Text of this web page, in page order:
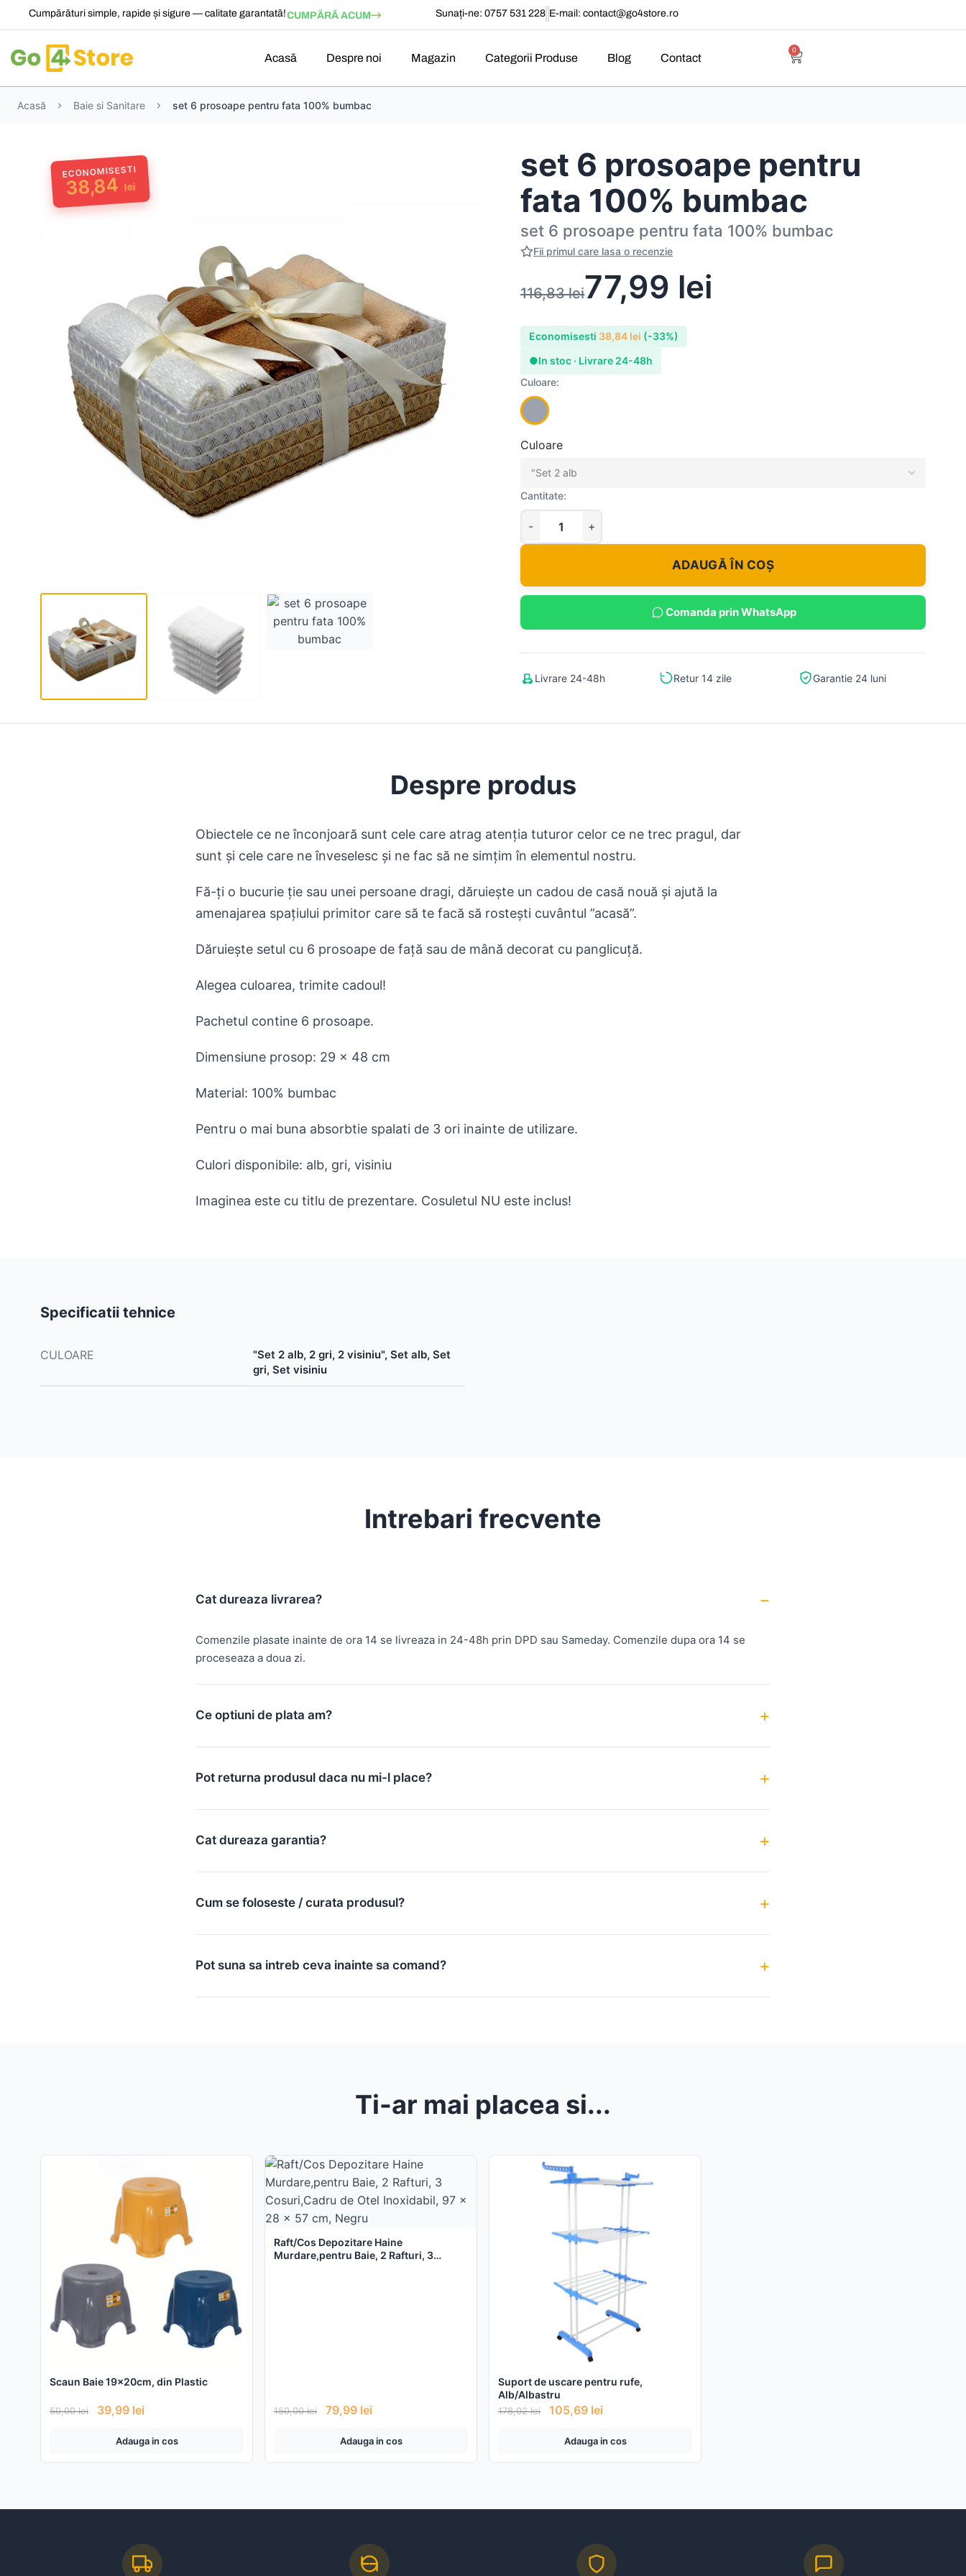
Cumpărături simple, rapide și sigure — calitate garantată!CUMPĂRĂ ACUM Sunați-ne: 0757 531 228 E-mail:contact@go4store.ro
Acasă Despre noi Magazin Categorii Produse Blog Contact
0
Acasă Baie si Sanitare set 6 prosoape pentru fata 100% bumbac
ECONOMISESTI
38,84 lei
set 6 prosoape pentru
fata 100% bumbac
set 6 prosoape pentru fata 100% bumbac
Fii primul care lasa o recenzie
116,83lei77,99 lei
Economisesti 38,84 lei (-33%)
●In stoc · Livrare 24-48h
Culoare:
Culoare
Cantitate:
ADAUGĂ ÎN COȘ
Comanda prin WhatsApp
Livrare 24-48h Retur 14 zile Garantie 24 luni
Despre produs
Obiectele ce ne înconjoară sunt cele care atrag atenția tuturor celor ce ne trec pragul, dar
sunt și cele care ne înveselesc și ne fac să ne simțim în elementul nostru.
Fă-ți o bucurie ție sau unei persoane dragi, dăruiește un cadou de casă nouă și ajută la
amenajarea spațiului primitor care să te facă să rostești cuvântul ”acasă”.
Dăruiește setul cu 6 prosoape de față sau de mână decorat cu panglicuță.
Alegea culoarea, trimite cadoul!
Pachetul contine 6 prosoape.
Dimensiune prosop: 29 x 48 cm
Material: 100% bumbac
Pentru o mai buna absorbtie spalati de 3 ori inainte de utilizare.
Culori disponibile: alb, gri, visiniu
Imaginea este cu titlu de prezentare. Cosuletul NU este inclus!
Specificatii tehnice
CULOARE
"Set 2 alb, 2 gri, 2 visiniu", Set alb, Set
gri, Set visiniu
Intrebari frecvente
Cat dureaza livrarea?
Comenzile plasate inainte de ora 14 se livreaza in 24-48h prin DPD sau Sameday. Comenzile dupa ora 14 se
proceseaza a doua zi.
Ce optiuni de plata am?
Pot returna produsul daca nu mi-l place?
Cat dureaza garantia?
Cum se foloseste / curata produsul?
Pot suna sa intreb ceva inainte sa comand?
Ti-ar mai placea si...
Scaun Baie 19x20cm, din Plastic
50,00lei 39,99 lei
Adauga in cos
Raft/Cos Depozitare Haine
Murdare,pentru Baie, 2 Rafturi, 3
150,00lei 79,99 lei
Adauga in cos
Suport de uscare pentru rufe,
Alb/Albastru
178,02lei 105,69 lei
Adauga in cos